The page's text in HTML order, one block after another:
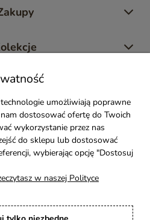
konto
Mebli
drewna
umożliwiają poprawne
dostosować ofertę do Twoich
wykorzystanie przez nas
do sklepu lub dostosować
wybierając opcję "Dostosuj
w naszej Polityce